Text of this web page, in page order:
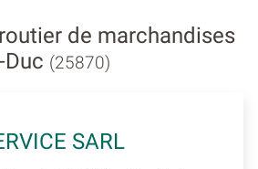
de marchandises
(25870)
SARL